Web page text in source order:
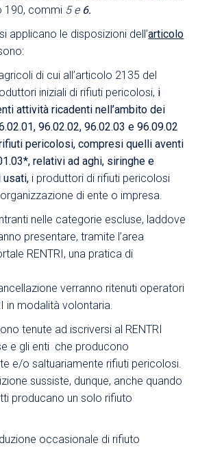
190, commi 5 e6.
applicano le disposizioni dell’articolo
di cui all’articolo 2135 del
iniziali di rifiuti pericolosi, i
attività ricadenti nell’ambito dei
96.02.02, 96.02.03 e 96.09.02
pericolosi, compresi quelli aventi
relativi ad aghi, siringhe e
i produttori di rifiuti pericolosi
di ente o impresa.
nelle categorie escluse, laddove
presentare, tramite l’area
RENTRI, una pratica di
verranno ritenuti operatori
in modalità volontaria.
tenute ad iscriversi al RENTRI
e gli enti che producono
e/o saltuariamente rifiuti pericolosi.
sussiste, dunque, anche quando
producano un solo rifiuto
occasionale di rifiuto